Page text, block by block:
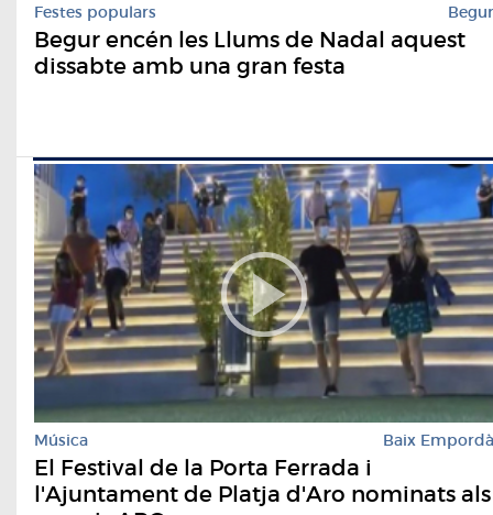
Festes populars Begur
Begur encén les Llums de Nadal aquest
dissabte amb una gran festa
Música Baix Empordà
El Festival de la Porta Ferrada i
l'Ajuntament de Platja d'Aro nominats als